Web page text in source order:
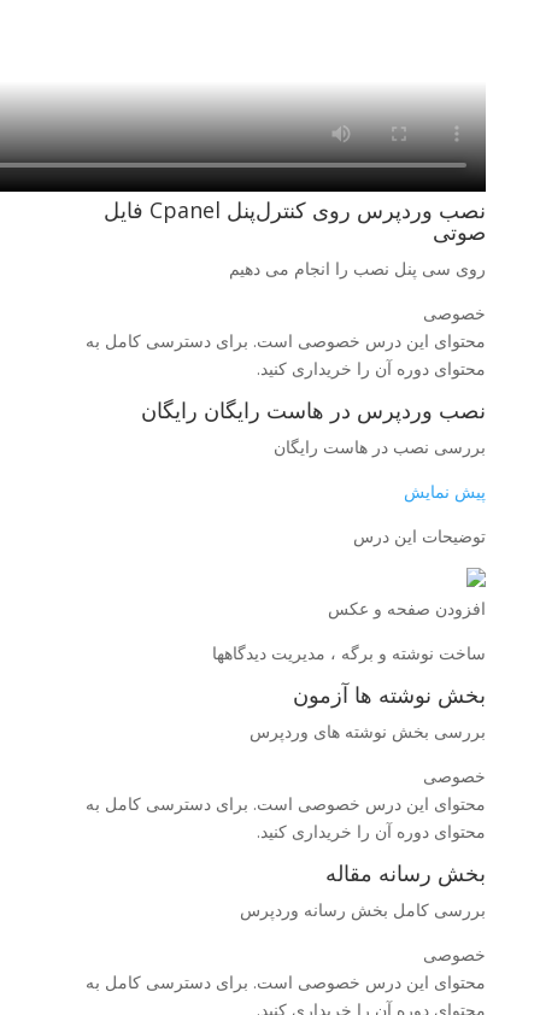
نصب وردپرس روی کنترل‌پنل Cpanel فایل
صوتی
روی سی پنل نصب را انجام می دهیم
خصوصی
محتوای این درس خصوصی است. برای دسترسی کامل به
محتوای دوره آن را خریداری کنید.
نصب وردپرس در هاست رایگان رایگان
بررسی نصب در هاست رایگان
پیش نمایش
توضیحات این درس
افزودن صفحه و عکس
ساخت نوشته و برگه ، مدیریت دیدگاهها
بخش نوشته ها آزمون
بررسی بخش نوشته های وردپرس
خصوصی
محتوای این درس خصوصی است. برای دسترسی کامل به
محتوای دوره آن را خریداری کنید.
بخش رسانه مقاله
بررسی کامل بخش رسانه وردپرس
خصوصی
محتوای این درس خصوصی است. برای دسترسی کامل به
محتوای دوره آن را خریداری کنید.